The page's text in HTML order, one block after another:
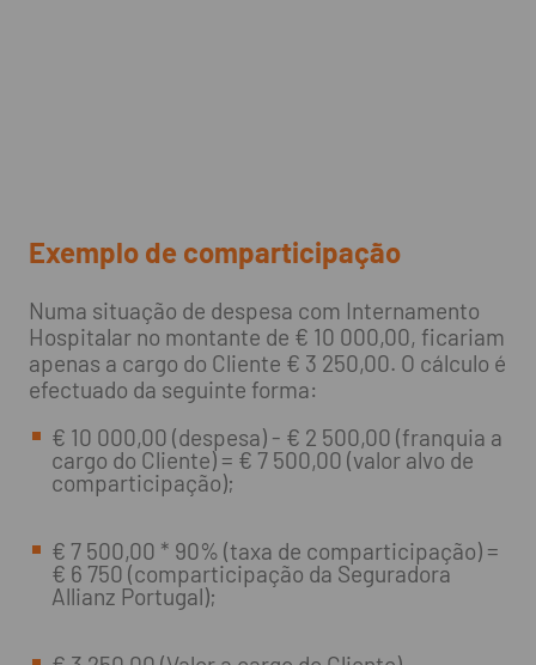
Exemplo de comparticipação
Numa situação de despesa com Internamento
Hospitalar no montante de € 10 000,00, ficariam
apenas a cargo do Cliente € 3 250,00. O cálculo é
efectuado da seguinte forma:
€ 10 000,00 (despesa) - € 2 500,00 (franquia a
cargo do Cliente) = € 7 500,00 (valor alvo de
comparticipação);
€ 7 500,00 * 90% (taxa de comparticipação) =
€ 6 750 (comparticipação da Seguradora
Allianz Portugal);